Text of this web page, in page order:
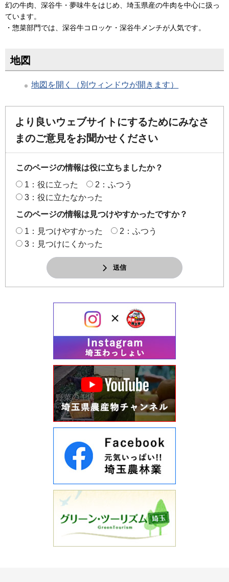
幻の牛肉、深谷牛・夢味牛をはじめ、埼玉県産の牛肉を中心に扱っ
ています。
・惣菜部門では、深谷牛コロッケ・深谷牛メンチが人気です。
地図
地図を開く（別ウィンドウが開きます）
より良いウェブサイトにするためにみなさ
まのご意見をお聞かせください
このページの情報は役に立ちましたか？
1：役に立った
2：ふつう
3：役に立たなかった
このページの情報は見つけやすかったですか？
1：見つけやすかった
2：ふつう
3：見つけにくかった
送信